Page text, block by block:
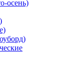
осень)